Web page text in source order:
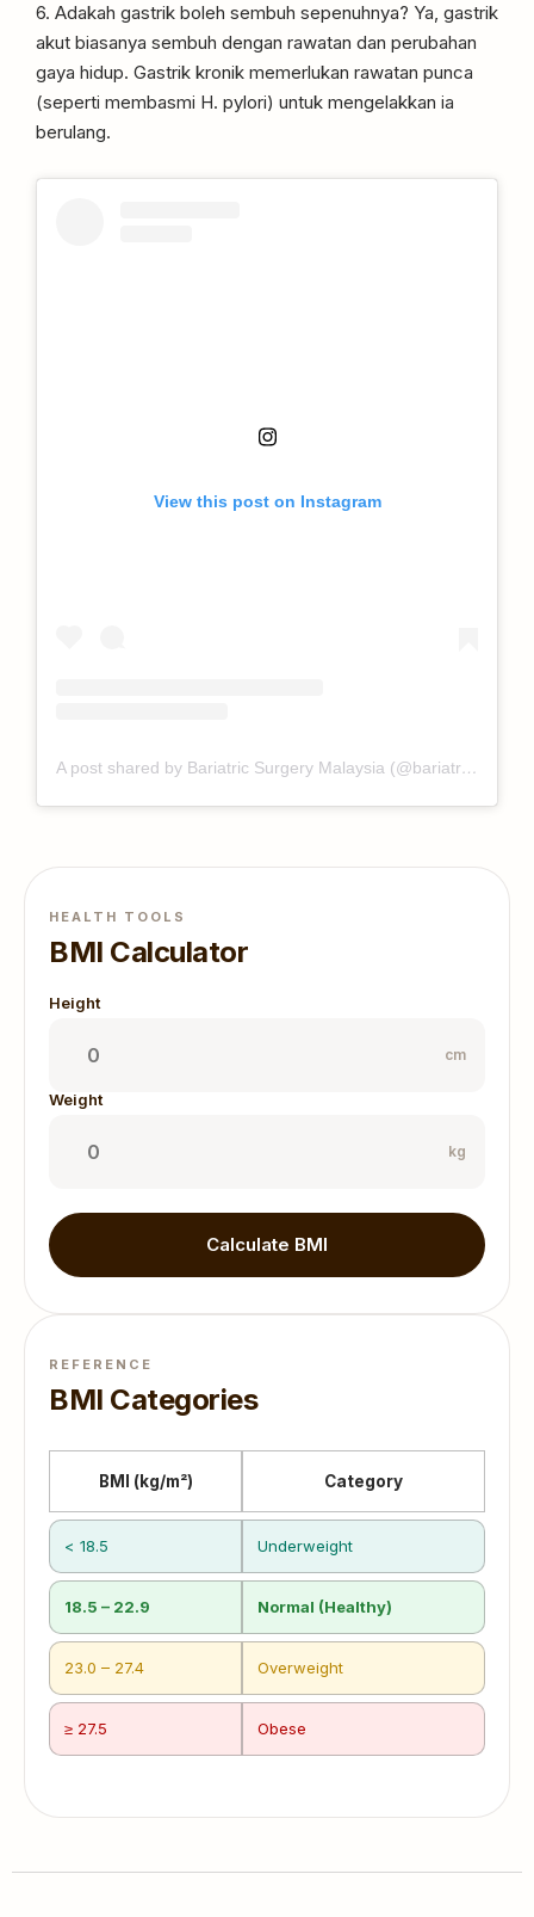
6. Adakah gastrik boleh sembuh sepenuhnya? Ya, gastrik
akut biasanya sembuh dengan rawatan dan perubahan
gaya hidup. Gastrik kronik memerlukan rawatan punca
(seperti membasmi H. pylori) untuk mengelakkan ia
berulang.
View this post on Instagram
A post shared by Bariatric Surgery Malaysia (@bariatricsurgerymalaysia)
HEALTH TOOLS
BMI Calculator
Height
cm
Weight
kg
Calculate BMI
REFERENCE
BMI Categories
BMI (kg/m²) Category
< 18.5 Underweight
18.5 – 22.9 Normal (Healthy)
23.0 – 27.4 Overweight
≥ 27.5 Obese